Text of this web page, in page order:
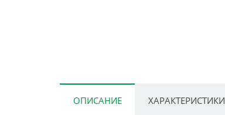
ОПИСАНИЕ ХАРАКТЕРИСТИКИ